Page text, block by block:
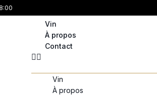
Vin
À propos
Contact
Vin
À propos